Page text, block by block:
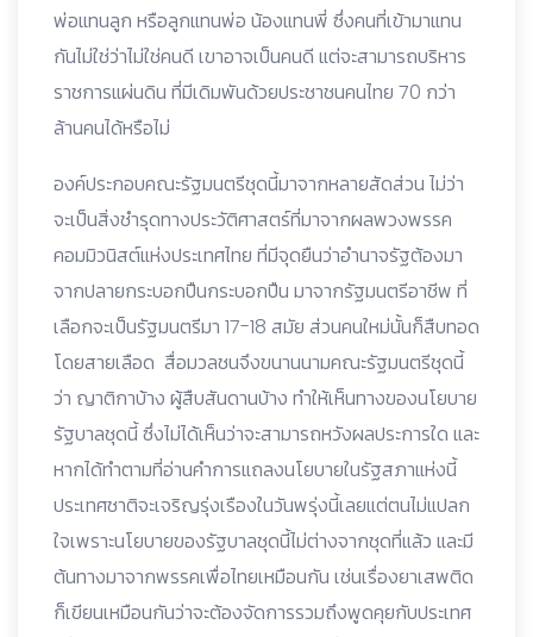
พ่อแทนลูก หรือลูกแทนพ่อ น้องแทนพี่ ซึ่งคนที่เข้ามาแทน
กันไม่ใช่ว่าไม่ใช่คนดี เขาอาจเป็นคนดี แต่จะสามารถบริหาร
ราชการแผ่นดิน ที่มีเดิมพันด้วยประชาชนคนไทย 70 กว่า
ล้านคนได้หรือไม่
องค์ประกอบคณะรัฐมนตรีชุดนี้มาจากหลายสัดส่วน ไม่ว่า
จะเป็นสิ่งชำรุดทางประวัติศาสตร์ที่มาจากผลพวงพรรค
คอมมิวนิสต์แห่งประเทศไทย ที่มีจุดยืนว่าอำนาจรัฐต้องมา
จากปลายกระบอกปืนกระบอกปืน มาจากรัฐมนตรีอาชีพ ที่
เลือกจะเป็นรัฐมนตรีมา 17-18 สมัย ส่วนคนใหม่นั้นก็สืบทอด
โดยสายเลือด สื่อมวลชนจึงขนานนามคณะรัฐมนตรีชุดนี้
ว่า ญาติกาบ้าง ผู้สืบสันดานบ้าง ทำให้เห็นทางของนโยบาย
รัฐบาลชุดนี้ ซึ่งไม่ได้เห็นว่าจะสามารถหวังผลประการใด และ
หากได้ทำตามที่อ่านคำการแถลงนโยบายในรัฐสภาแห่งนี้
ประเทศชาติจะเจริญรุ่งเรืองในวันพรุ่งนี้เลยแต่ตนไม่แปลก
ใจเพราะนโยบายของรัฐบาลชุดนี้ไม่ต่างจากชุดที่แล้ว และมี
ต้นทางมาจากพรรคเพื่อไทยเหมือนกัน เช่นเรื่องยาเสพติด
ก็เขียนเหมือนกันว่าจะต้องจัดการรวมถึงพูดคุยกับประเทศ